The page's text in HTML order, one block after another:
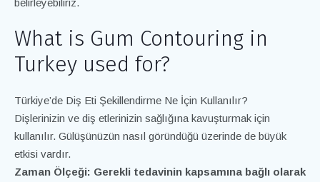
belirleyebiliriz.
What is Gum Contouring in
Turkey used for?
Türkiye’de Diş Eti Şekillendirme Ne İçin Kullanılır?
Dişlerinizin ve diş etlerinizin sağlığına kavuşturmak için
kullanılır. Gülüşünüzün nasıl göründüğü üzerinde de büyük
etkisi vardır.
Zaman Ölçeği: Gerekli tedavinin kapsamına bağlı olarak